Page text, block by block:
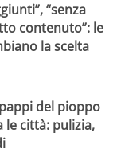
“senza
contenuto”: le
la scelta
del pioppo
le città: pulizia,